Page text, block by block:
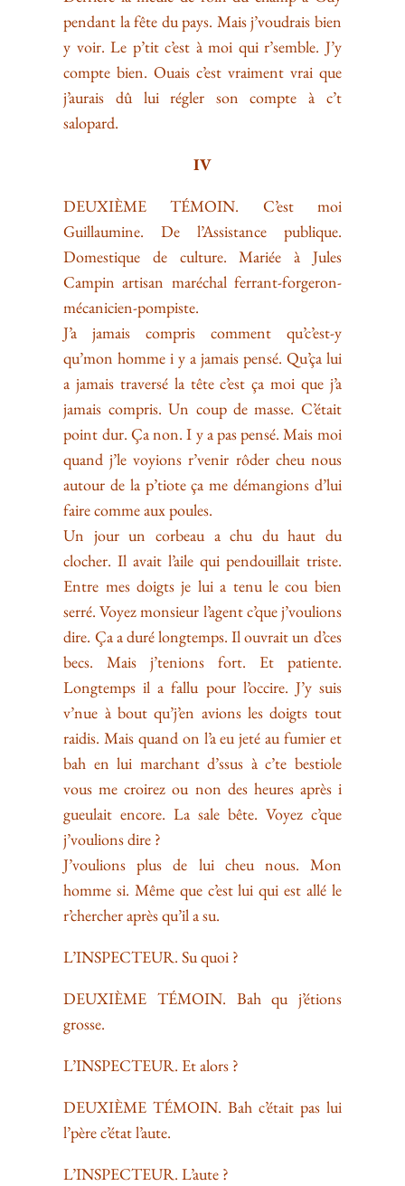
pendant la fête du pays. Mais j’voudrais bien
y voir. Le p’tit c’est à moi qui r’semble. J’y
compte bien. Ouais c’est vraiment vrai que
j’aurais dû lui régler son compte à c’t
salopard.
IV
DEUXIÈME TÉMOIN. C’est moi
Guillaumine. De l’Assistance publique.
Domestique de culture. Mariée à Jules
Campin artisan maréchal ferrant-forgeron-
mécanicien-pompiste.
J’a jamais compris comment qu’c’est-y
qu’mon homme i y a jamais pensé. Qu’ça lui
a jamais traversé la tête c’est ça moi que j’a
jamais compris. Un coup de masse. C’était
point dur. Ça non. I y a pas pensé. Mais moi
quand j’le voyions r’venir rôder cheu nous
autour de la p’tiote ça me démangions d’lui
faire comme aux poules.
Un jour un corbeau a chu du haut du
clocher. Il avait l’aile qui pendouillait triste.
Entre mes doigts je lui a tenu le cou bien
serré. Voyez monsieur l’agent c’que j’voulions
dire. Ça a duré longtemps. Il ouvrait un d’ces
becs. Mais j’tenions fort. Et patiente.
Longtemps il a fallu pour l’occire. J’y suis
v’nue à bout qu’j’en avions les doigts tout
raidis. Mais quand on l’a eu jeté au fumier et
bah en lui marchant d’ssus à c’te bestiole
vous me croirez ou non des heures après i
gueulait encore. La sale bête. Voyez c’que
j’voulions dire ?
J’voulions plus de lui cheu nous. Mon
homme si. Même que c’est lui qui est allé le
r’chercher après qu’il a su.
L’INSPECTEUR. Su quoi ?
DEUXIÈME TÉMOIN. Bah qu j’étions
grosse.
L’INSPECTEUR. Et alors ?
DEUXIÈME TÉMOIN. Bah c’était pas lui
l’père c’état l’aute.
L’INSPECTEUR. L’aute ?